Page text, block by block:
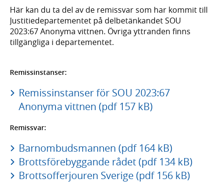
Här kan du ta del av de remissvar som har kommit till
Justitiedepartementet på delbetänkandet SOU
2023:67 Anonyma vittnen. Övriga yttranden finns
tillgängliga i departementet.
Remissinstanser:
Remissinstanser för SOU 2023:67
Anonyma vittnen (pdf 157 kB)
Remissvar:
Barnombudsmannen (pdf 164 kB)
Brottsförebyggande rådet (pdf 134 kB)
Brottsofferjouren Sverige (pdf 156 kB)